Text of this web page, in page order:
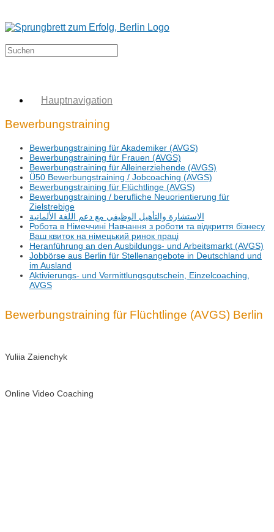
Hauptnavigation
Bewerbungstraining
Bewerbungstraining für Akademiker (AVGS)
Bewerbungstraining für Frauen (AVGS)
Bewerbungstraining für Alleinerziehende (AVGS)
Ü50 Bewerbungstraining / Jobcoaching (AVGS)
Bewerbungstraining für Flüchtlinge (AVGS)
Bewerbungstraining / berufliche Neuorientierung für
Zielstrebige
‏الاستشارة والتأهيل الوظيفي مع دعم اللغة الألمانية
Робота в Німеччині Навчання з роботи та відкриття бізнесу
Ваш квиток на німецький ринок праці
Heranführung an den Ausbildungs- und Arbeitsmarkt (AVGS)
Jobbörse aus Berlin für Stellenangebote in Deutschland und
im Ausland
Aktivierungs- und Vermittlungsgutschein, Einzelcoaching,
AVGS
Bewerbungstraining für Flüchtlinge (AVGS) Berlin
Yuliia Zaienchyk
Online Video Coaching